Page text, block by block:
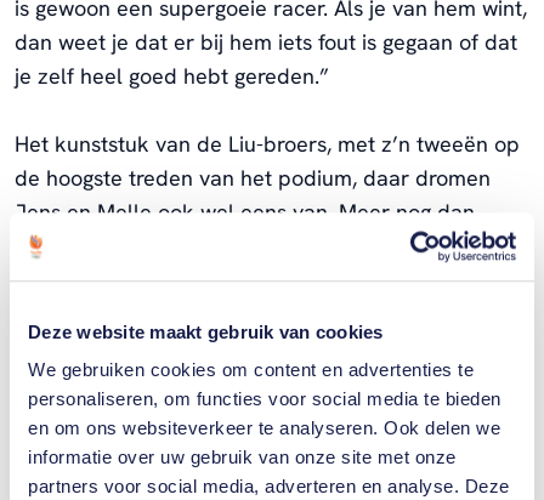
Deze website maakt gebruik van cookies
We gebruiken cookies om content en advertenties te
personaliseren, om functies voor social media te bieden
en om ons websiteverkeer te analyseren. Ook delen we
informatie over uw gebruik van onze site met onze
partners voor social media, adverteren en analyse. Deze
is gewoon een supergoeie racer. Als je van hem wint,
dan weet je dat er bij hem iets fout is gegaan of dat
je zelf heel goed hebt gereden.”
Het kunststuk van de Liu-broers, met z’n tweeën op
de hoogste treden van het podium, daar dromen
Jens en Melle ook wel eens van. Meer nog dan
samen goud halen op de aflossing. “De relay is mooi,
maar de ultieme droom is wel 1 en 2 op een
supermoeilijk. Als dat lukt, dan ben je echt een
klasse apart. Op welk toernooi? De Spelen is wel
'het ding', maar we willen het ook op EK’s en WK’s.
Op het NK zijn we al een keer eerste en derde
geworden.”